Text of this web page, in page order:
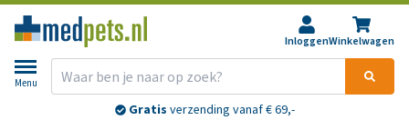
InloggenWinkelwagen
Menu
Gratis verzending vanaf € 69,-